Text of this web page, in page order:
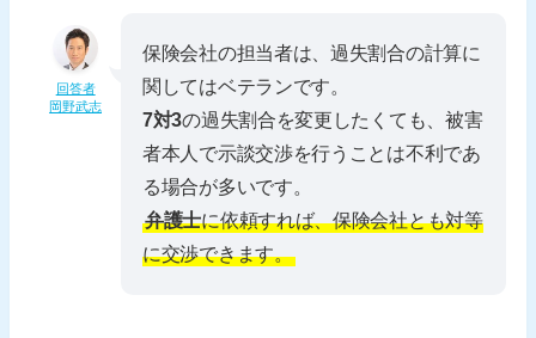
回答者
岡野武志
保険会社の担当者は、過失割合の計算に
関してはベテランです。
7対3の過失割合を変更したくても、被害
者本人で示談交渉を行うことは不利であ
る場合が多いです。
弁護士に依頼すれば、保険会社とも対等
に交渉できます。